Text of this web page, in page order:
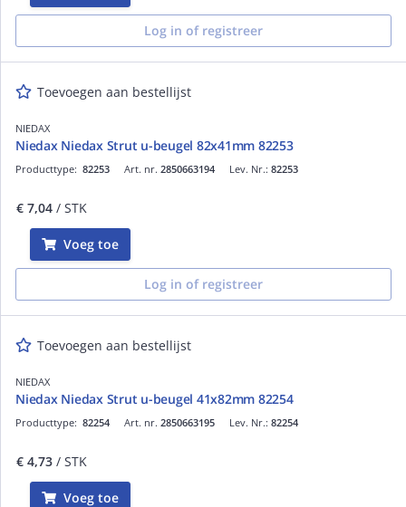
Log in of registreer
Toevoegen aan bestellijst
NIEDAX
Niedax Niedax Strut u-beugel 82x41mm 82253
Art. nr. 2850663194
Producttype: 82253 Lev. Nr.: 82253
€ 7,04 / STK
Voeg toe
Log in of registreer
Toevoegen aan bestellijst
NIEDAX
Niedax Niedax Strut u-beugel 41x82mm 82254
Art. nr. 2850663195
Producttype: 82254 Lev. Nr.: 82254
€ 4,73 / STK
Voeg toe